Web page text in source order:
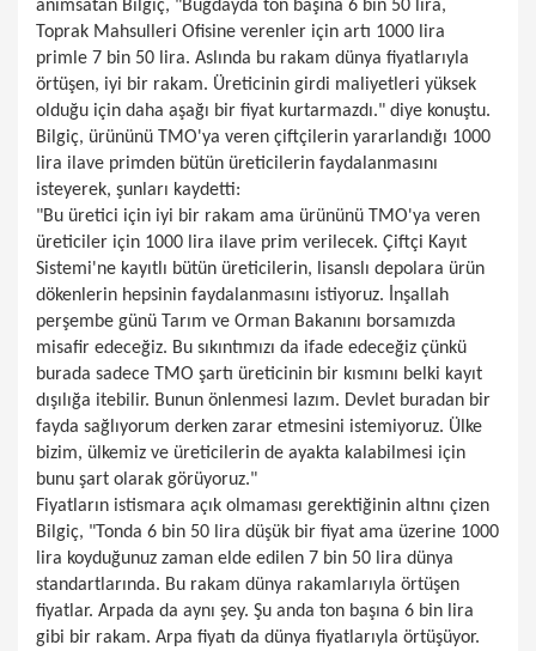
anımsatan Bilgiç, "Buğdayda ton başına 6 bin 50 lira,
Toprak Mahsulleri Ofisine verenler için artı 1000 lira
primle 7 bin 50 lira. Aslında bu rakam dünya fiyatlarıyla
örtüşen, iyi bir rakam. Üreticinin girdi maliyetleri yüksek
olduğu için daha aşağı bir fiyat kurtarmazdı." diye konuştu.
Bilgiç, ürününü TMO'ya veren çiftçilerin yararlandığı 1000
lira ilave primden bütün üreticilerin faydalanmasını
isteyerek, şunları kaydetti:
"Bu üretici için iyi bir rakam ama ürününü TMO'ya veren
üreticiler için 1000 lira ilave prim verilecek. Çiftçi Kayıt
Sistemi'ne kayıtlı bütün üreticilerin, lisanslı depolara ürün
dökenlerin hepsinin faydalanmasını istiyoruz. İnşallah
perşembe günü Tarım ve Orman Bakanını borsamızda
misafir edeceğiz. Bu sıkıntımızı da ifade edeceğiz çünkü
burada sadece TMO şartı üreticinin bir kısmını belki kayıt
dışılığa itebilir. Bunun önlenmesi lazım. Devlet buradan bir
fayda sağlıyorum derken zarar etmesini istemiyoruz. Ülke
bizim, ülkemiz ve üreticilerin de ayakta kalabilmesi için
bunu şart olarak görüyoruz."
Fiyatların istismara açık olmaması gerektiğinin altını çizen
Bilgiç, "Tonda 6 bin 50 lira düşük bir fiyat ama üzerine 1000
lira koyduğunuz zaman elde edilen 7 bin 50 lira dünya
standartlarında. Bu rakam dünya rakamlarıyla örtüşen
fiyatlar. Arpada da aynı şey. Şu anda ton başına 6 bin lira
gibi bir rakam. Arpa fiyatı da dünya fiyatlarıyla örtüşüyor.